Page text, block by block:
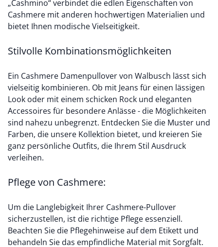
„Cashmino“ verbindet die edlen Eigenschaften von
Cashmere mit anderen hochwertigen Materialien und
bietet Ihnen modische Vielseitigkeit.
Stilvolle Kombinationsmöglichkeiten
Ein Cashmere Damenpullover von Walbusch lässt sich
vielseitig kombinieren. Ob mit Jeans für einen lässigen
Look oder mit einem schicken Rock und eleganten
Accessoires für besondere Anlässe - die Möglichkeiten
sind nahezu unbegrenzt. Entdecken Sie die Muster und
Farben, die unsere Kollektion bietet, und kreieren Sie
ganz persönliche Outfits, die Ihrem Stil Ausdruck
verleihen.
Pflege von Cashmere:
Um die Langlebigkeit Ihrer Cashmere-Pullover
sicherzustellen, ist die richtige Pflege essenziell.
Beachten Sie die Pflegehinweise auf dem Etikett und
behandeln Sie das empfindliche Material mit Sorgfalt.